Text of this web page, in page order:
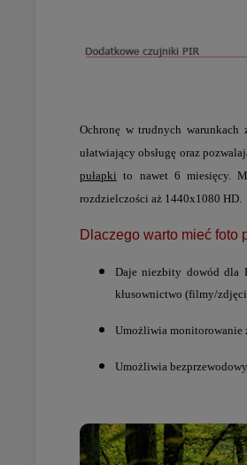
Ochronę w trudnych warunkach
ułatwiający obsługę oraz
pułapki to nawet 6 miesięcy.
rozdzielczości aż 1440x1080 HD.
Dlaczego warto mieć foto
Daje niezbity dowód dla
kłusownictwo (filmy/
Umożliwia monitorowanie
Umożliwia